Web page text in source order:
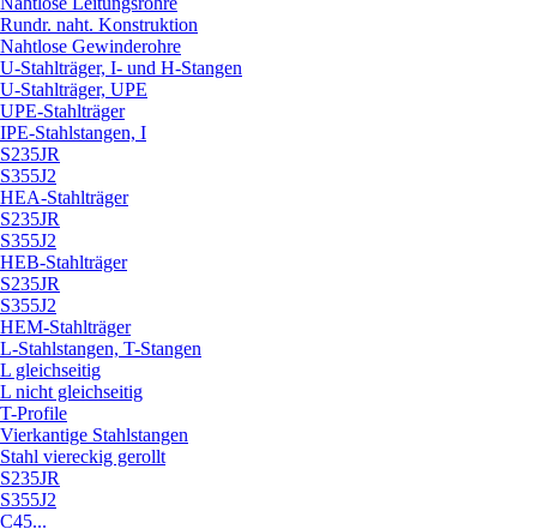
Rundr. naht. Konstruktion
Nahtlose Gewinderohre
U-Stahlträger, I- und H-Stangen
U-Stahlträger, UPE
UPE-Stahlträger
IPE-Stahlstangen, I
S235JR
S355J2
HEA-Stahlträger
S235JR
S355J2
HEB-Stahlträger
S235JR
S355J2
HEM-Stahlträger
L-Stahlstangen, T-Stangen
L gleichseitig
L nicht gleichseitig
T-Profile
Vierkantige Stahlstangen
Stahl viereckig gerollt
S235JR
S355J2
C45...